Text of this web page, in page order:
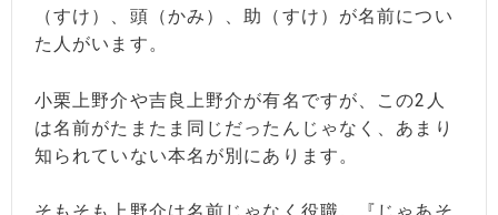
（すけ）、頭（かみ）、助（すけ）が名前につい
た人がいます。
小栗上野介や吉良上野介が有名ですが、この2人
は名前がたまたま同じだったんじゃなく、あまり
知られていない本名が別にあります。